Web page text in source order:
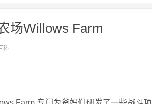
场Willows Farm
科